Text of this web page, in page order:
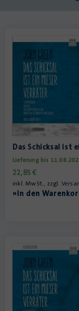
Das Schicksal ist
Lieferung bis
22,85€
inkl. MwSt., zzgl.
»In den